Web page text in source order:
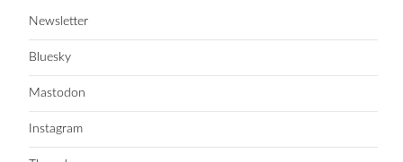
Newsletter
Bluesky
Mastodon
Instagram